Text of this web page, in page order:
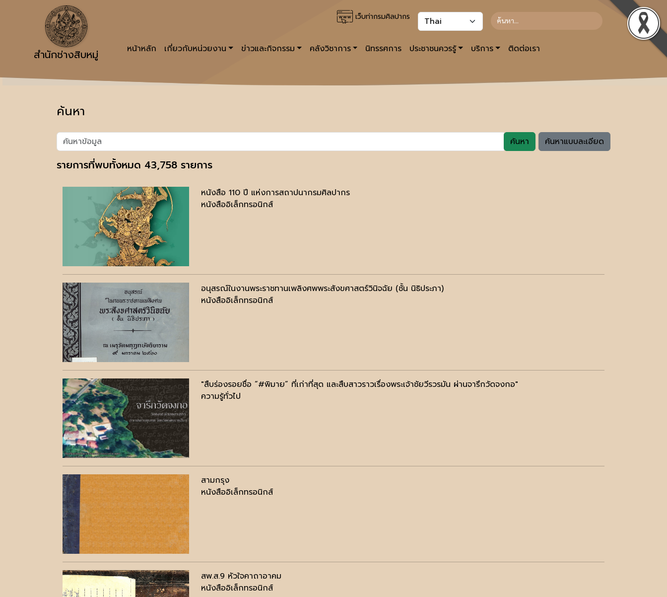
เว็บท่ากรมศิลปากร
สำนักช่างสิบหมู่ หน้าหลัก เกี่ยวกับหน่วยงาน ข่าวและกิจกรรม คลังวิชาการ นิทรรศการ ประชาชนควรรู้ บริการ ติดต่อเรา
ค้นหา
ค้นหา ค้นหาแบบละเอียด
รายการที่พบทั้งหมด 43,758 รายการ
หนังสือ 110 ปี แห่งการสถาปนากรมศิลปากร
หนังสืออิเล็กทรอนิกส์
อนุสรณ์ในงานพระราชทานเพลิงศพพระสังขศาสตร์วินิจฉัย (ชั้น นิธิประภา)
หนังสืออิเล็กทรอนิกส์
"สืบร่องรอยชื่อ “#พิมาย” ที่เก่าที่สุด และสืบสาวราวเรื่องพระเจ้าชัยวีรวรมัน ผ่านจารึกวัดจงกอ"
ความรู้ทั่วไป
สามกรุง
หนังสืออิเล็กทรอนิกส์
สพ.ส.9 หัวใจคาถาอาคม
หนังสืออิเล็กทรอนิกส์